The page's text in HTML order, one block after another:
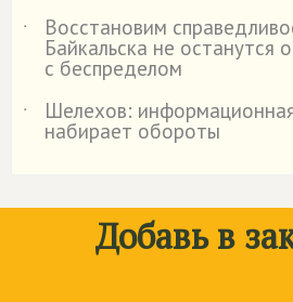
˙
Восстановим
Байкальска не останутся
с беспределом
˙
Шелехов:
набирает обороты
Добавь в